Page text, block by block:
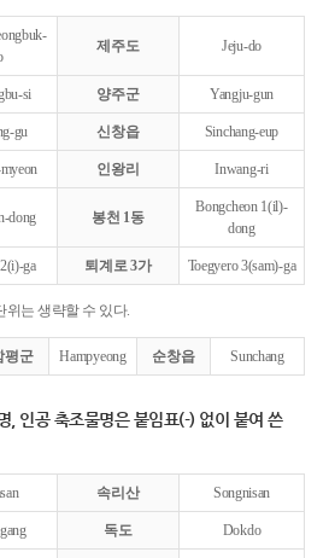
제주도 Jeju-do
si 양주군 Yangju-gun
gu 신창읍 Sinchang-eup
인왕리 Inwang-ri
dong 봉천 1동
Bongcheon 1(il)-
dong
ga 퇴계로 3가 Toegyero 3(sam)-ga
위는 생략할 수 있다.
평군 Hampyeong 순창읍 Sunchang
, 인공 축조물명은 붙임표(-) 없이 붙여 쓴
속리산 Songnisan
독도 Dokdo